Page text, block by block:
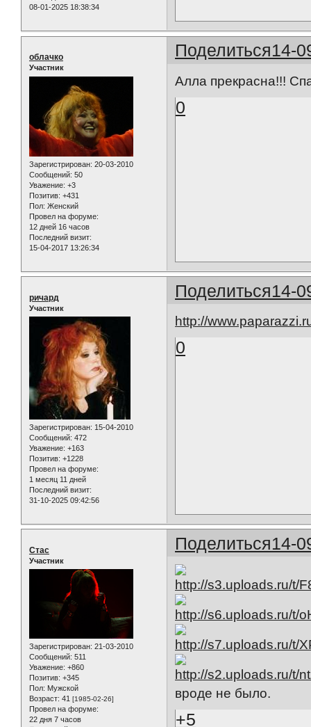
08-01-2025 18:38:34
Поделиться14-
облачко
Участник
Зарегистрирован: 20-03-2010
Сообщений: 50
Уважение: +3
Позитив: +431
Пол: Женский
Провел на форуме:
12 дней 16 часов
Последний визит:
15-04-2017 13:26:34
Алла прекрасна!!!
0
Поделиться14-
ричард
Участник
Зарегистрирован: 15-04-2010
Сообщений: 472
Уважение: +163
Позитив: +1228
Провел на форуме:
1 месяц 11 дней
Последний визит:
31-10-2025 09:42:56
http://
0
Поделиться14-
Стас
Участник
Зарегистрирован: 21-03-2010
Сообщений: 511
Уважение: +860
Позитив: +345
Пол: Мужской
Возраст: 41 [1985-02-26]
Провел на форуме:
22 дня 7 часов
вроде не было.
+5